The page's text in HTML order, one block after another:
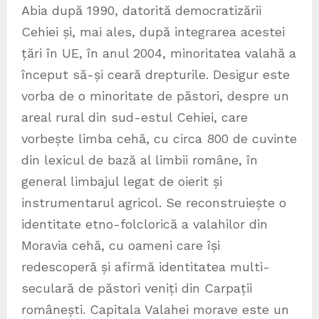
Abia după 1990, datorită democratizării
Cehiei și, mai ales, după integrarea acestei
țări în UE, în anul 2004, minoritatea valahă a
început să-și ceară drepturile. Desigur este
vorba de o minoritate de păstori, despre un
areal rural din sud-estul Cehiei, care
vorbește limba cehă, cu circa 800 de cuvinte
din lexicul de bază al limbii române, în
general limbajul legat de oierit și
instrumentarul agricol. Se reconstruiește o
identitate etno-folclorică a valahilor din
Moravia cehă, cu oameni care își
redescoperă și afirmă identitatea multi-
seculară de păstori veniți din Carpații
românești. Capitala Valahei morave este un